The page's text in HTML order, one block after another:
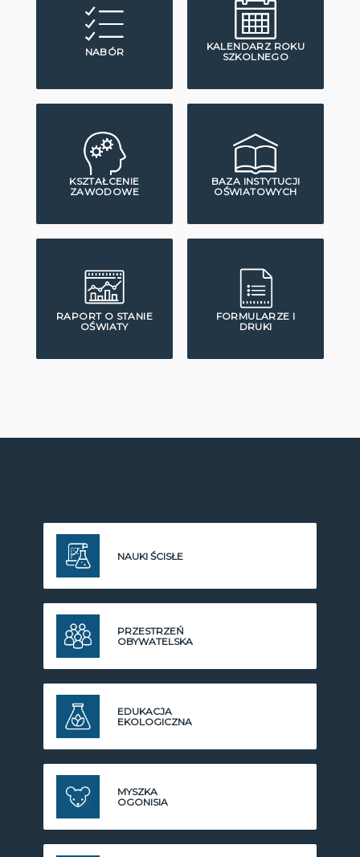
NABÓR
KALENDARZ ROKU
SZKOLNEGO
KSZTAŁCENIE
ZAWODOWE
BAZA INSTYTUCJI
OŚWIATOWYCH
RAPORT O STANIE
OŚWIATY
FORMULARZE I
DRUKI
NAUKI ŚCISŁE
PRZESTRZEŃ
OBYWATELSKA
EDUKACJA
EKOLOGICZNA
MYSZKA
OGONISIA